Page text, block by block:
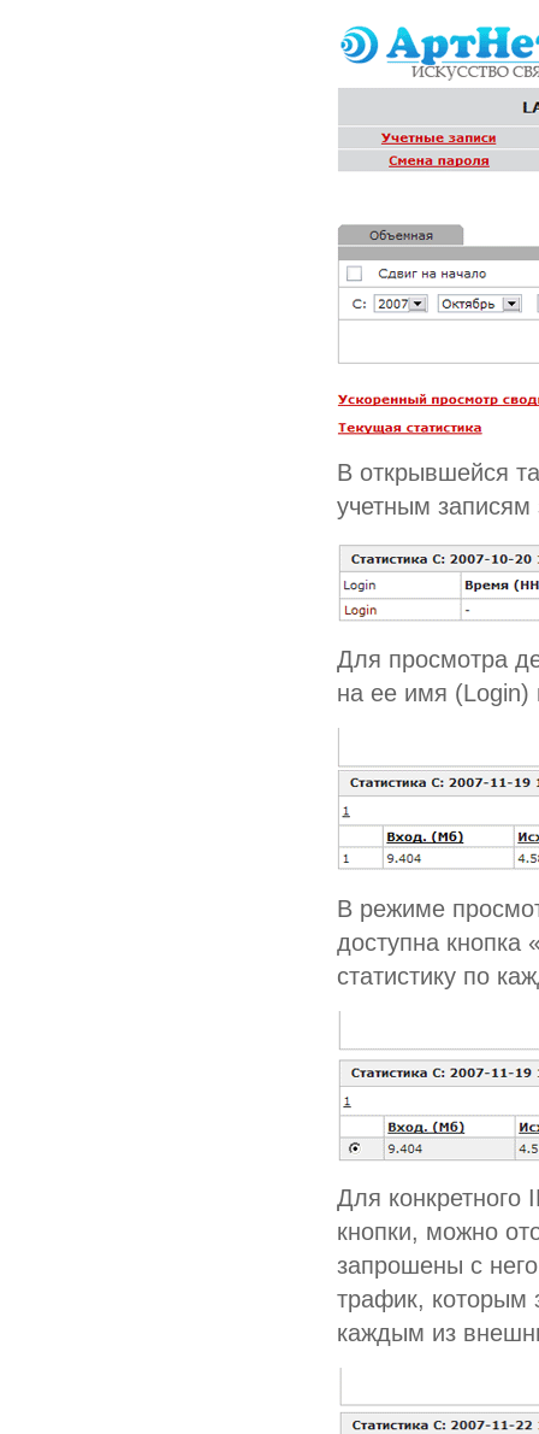
В открывшейся
учетным записям
Для просмотра
на ее имя (Login)
В режиме
доступна кнопка
статистику по
Для
кнопки, можно
запрошены с
трафик, которым
каждым из